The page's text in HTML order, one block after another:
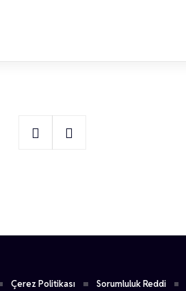
Çerez Politikası Sorumluluk Reddi